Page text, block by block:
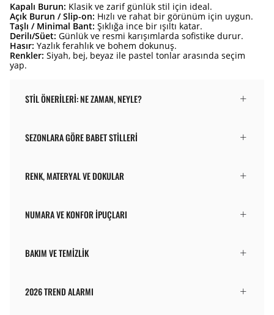
Kapalı Burun: Klasik ve zarif günlük stil için ideal.
Açık Burun / Slip-on: Hızlı ve rahat bir görünüm için uygun.
Taşlı / Minimal Bant: Şıklığa ince bir ışıltı katar.
Derilı/Süet: Günlük ve resmi karışımlarda sofistike durur.
Hasır: Yazlık ferahlık ve bohem dokunuş.
Renkler: Siyah, bej, beyaz ile pastel tonlar arasında seçim
yap.
STIL ÖNERILERI: NE ZAMAN, NEYLE?
SEZONLARA GÖRE BABET STILLERI
RENK, MATERYAL VE DOKULAR
NUMARA VE KONFOR İPUÇLARI
BAKIM VE TEMIZLIK
2026 TREND ALARMI